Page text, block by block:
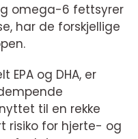
omega-6 fettsyrer
har de forskjellige
og DHA, er
til en rekke
risiko for hjerte- og